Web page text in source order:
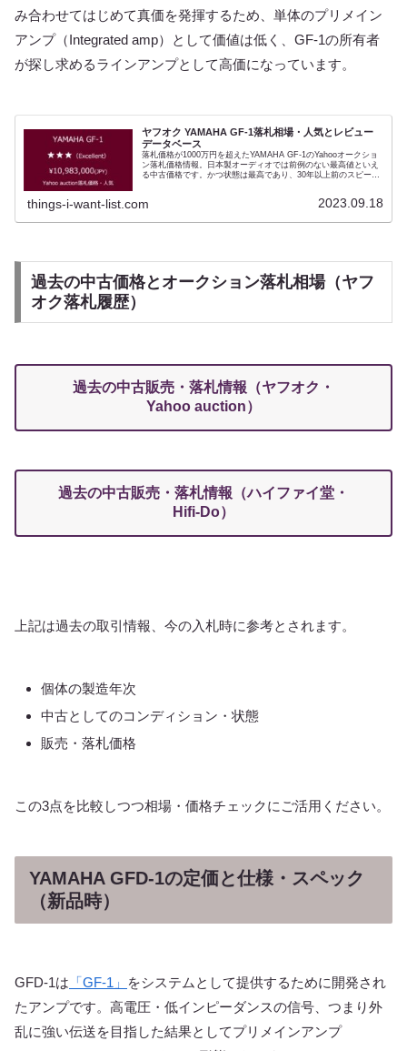
み合わせてはじめて真価を発揮するため、単体のプリメイン
アンプ（Integrated amp）として価値は低く、GF-1の所有者
が探し求めるラインアンプとして高価になっています。
ヤフオク YAMAHA GF-1落札相場・人気とレビュー
データベース
落札価格が1000万円を超えたYAMAHA GF-1のYahooオークショ
ン落札価格情報。日本製オーディオでは前例のない最高値といえ
る中古価格です。かつ状態は最高であり、30年以上前のスピーカ
ほど管理が行き届いており、振動板・キャビネットともに傷ひと
り・専用駆動アンプ（GFD-1）がない状態で
GF-1の指標となるものです。その音質は登場時、雑誌メディアに
おいておおきな話題となったモデル。 日本製オーディオとして最
高価格に位置するスピーカーであり、かつ大企業であるYAMAHA
同時期の競合スピーカーはVictor SX-1000 Laboratory・
things-i-want-list.com 2023.09.18
過去の中古価格とオークション落札相場（ヤフ
オク落札履歴）
過去の中古販売・落札情報（ヤフオク・
Yahoo auction）
過去の中古販売・落札情報（ハイファイ堂・
Hifi-Do）
上記は過去の取引情報、今の入札時に参考とされます。
個体の製造年次
中古としてのコンディション・状態
販売・落札価格
この3点を比較しつつ相場・価格チェックにご活用ください。
YAMAHA GFD-1の定価と仕様・スペック
（新品時）
GFD-1は 「GF-1」
をシステムとして提供するために開発され
たアンプです。高電圧・低インピーダンスの信号、つまり外
乱に強い伝送を目指した結果としてプリメインアンプ